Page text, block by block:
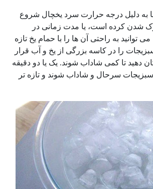
به دلیل درجه حرارت سرد یخچال شروع
شدن کرده است، یا مدت زمانی در
توانید به راحتی آن ها را با حمام یخ تازه
را در کاسه بزرگی از یخ و آب قرار
دهید تا کمی شاداب شوند. یک یا دو دقیقه
سرحال و شاداب شوند و تازه تر